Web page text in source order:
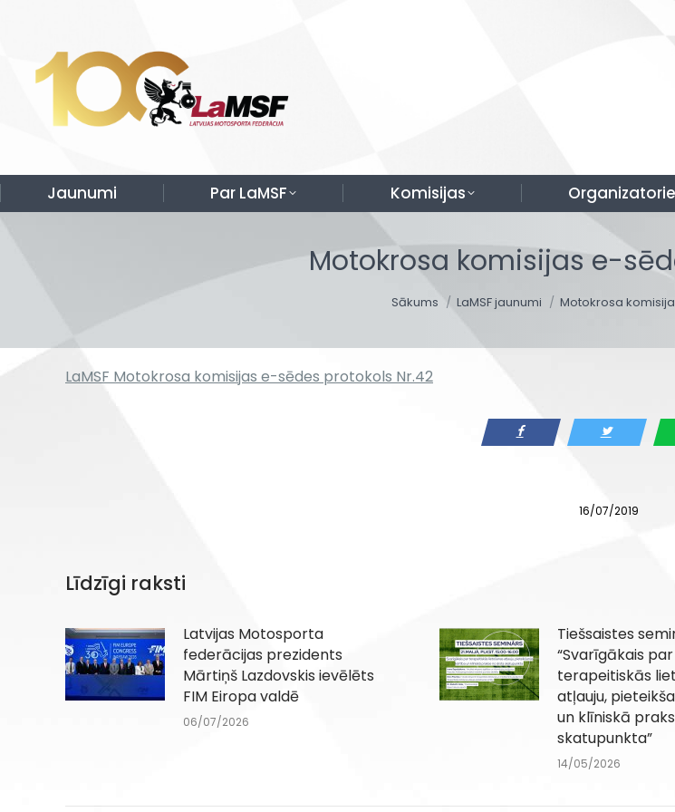
Jaunumi Par LaMSF Komisijas
Motokrosa komisijas e-
Sākums LaMSF jaunumi Motokrosa
LaMSF Motokrosa komisijas e-sēdes protokols Nr.42
16/07/2019
Līdzīgi raksti
Latvijas Motosporta
federācijas prezidents
Mārtiņš Lazdovskis ievēlēts
FIM Eiropa valdē
06/07/2026
Tiešsaistes
“Svarīgākais par
terapeitiskās
atļauju,
un klīniskā
skatupunkta”
14/05/2026